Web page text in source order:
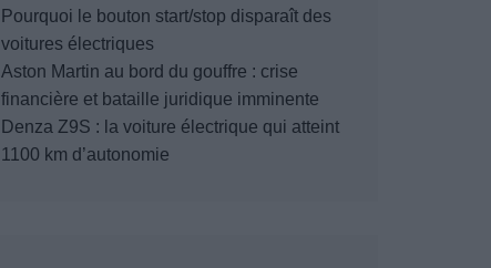
Pourquoi le bouton start/stop disparaît des
voitures électriques
Aston Martin au bord du gouffre : crise
financière et bataille juridique imminente
Denza Z9S : la voiture électrique qui atteint
1100 km d’autonomie